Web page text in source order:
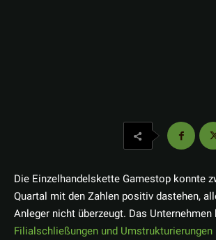
Die Einzelhandelskette Gamestop konnte
Quartal mit den Zahlen positiv dastehen,
Anleger nicht überzeugt. Das
Filialschließungen und Umstrukturierungen